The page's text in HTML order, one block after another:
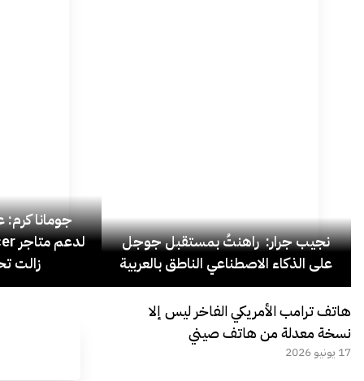
نجيب جرار: راهنتُ بمستقبل جوجل
على الذكاء الاصطناعي الناطق بالعربية
جومانا كرم:
زالت
هاتف ترامب الأمريكي الفاخر ليس إلا
نسخة معدلة من هاتف صيني
17 يونيو 2026